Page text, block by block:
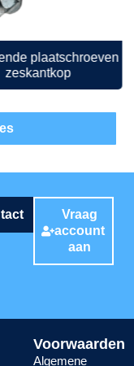
plaatschroeven
zeskantkop
Vraag
account
aan
Voorwaarden
Algemene